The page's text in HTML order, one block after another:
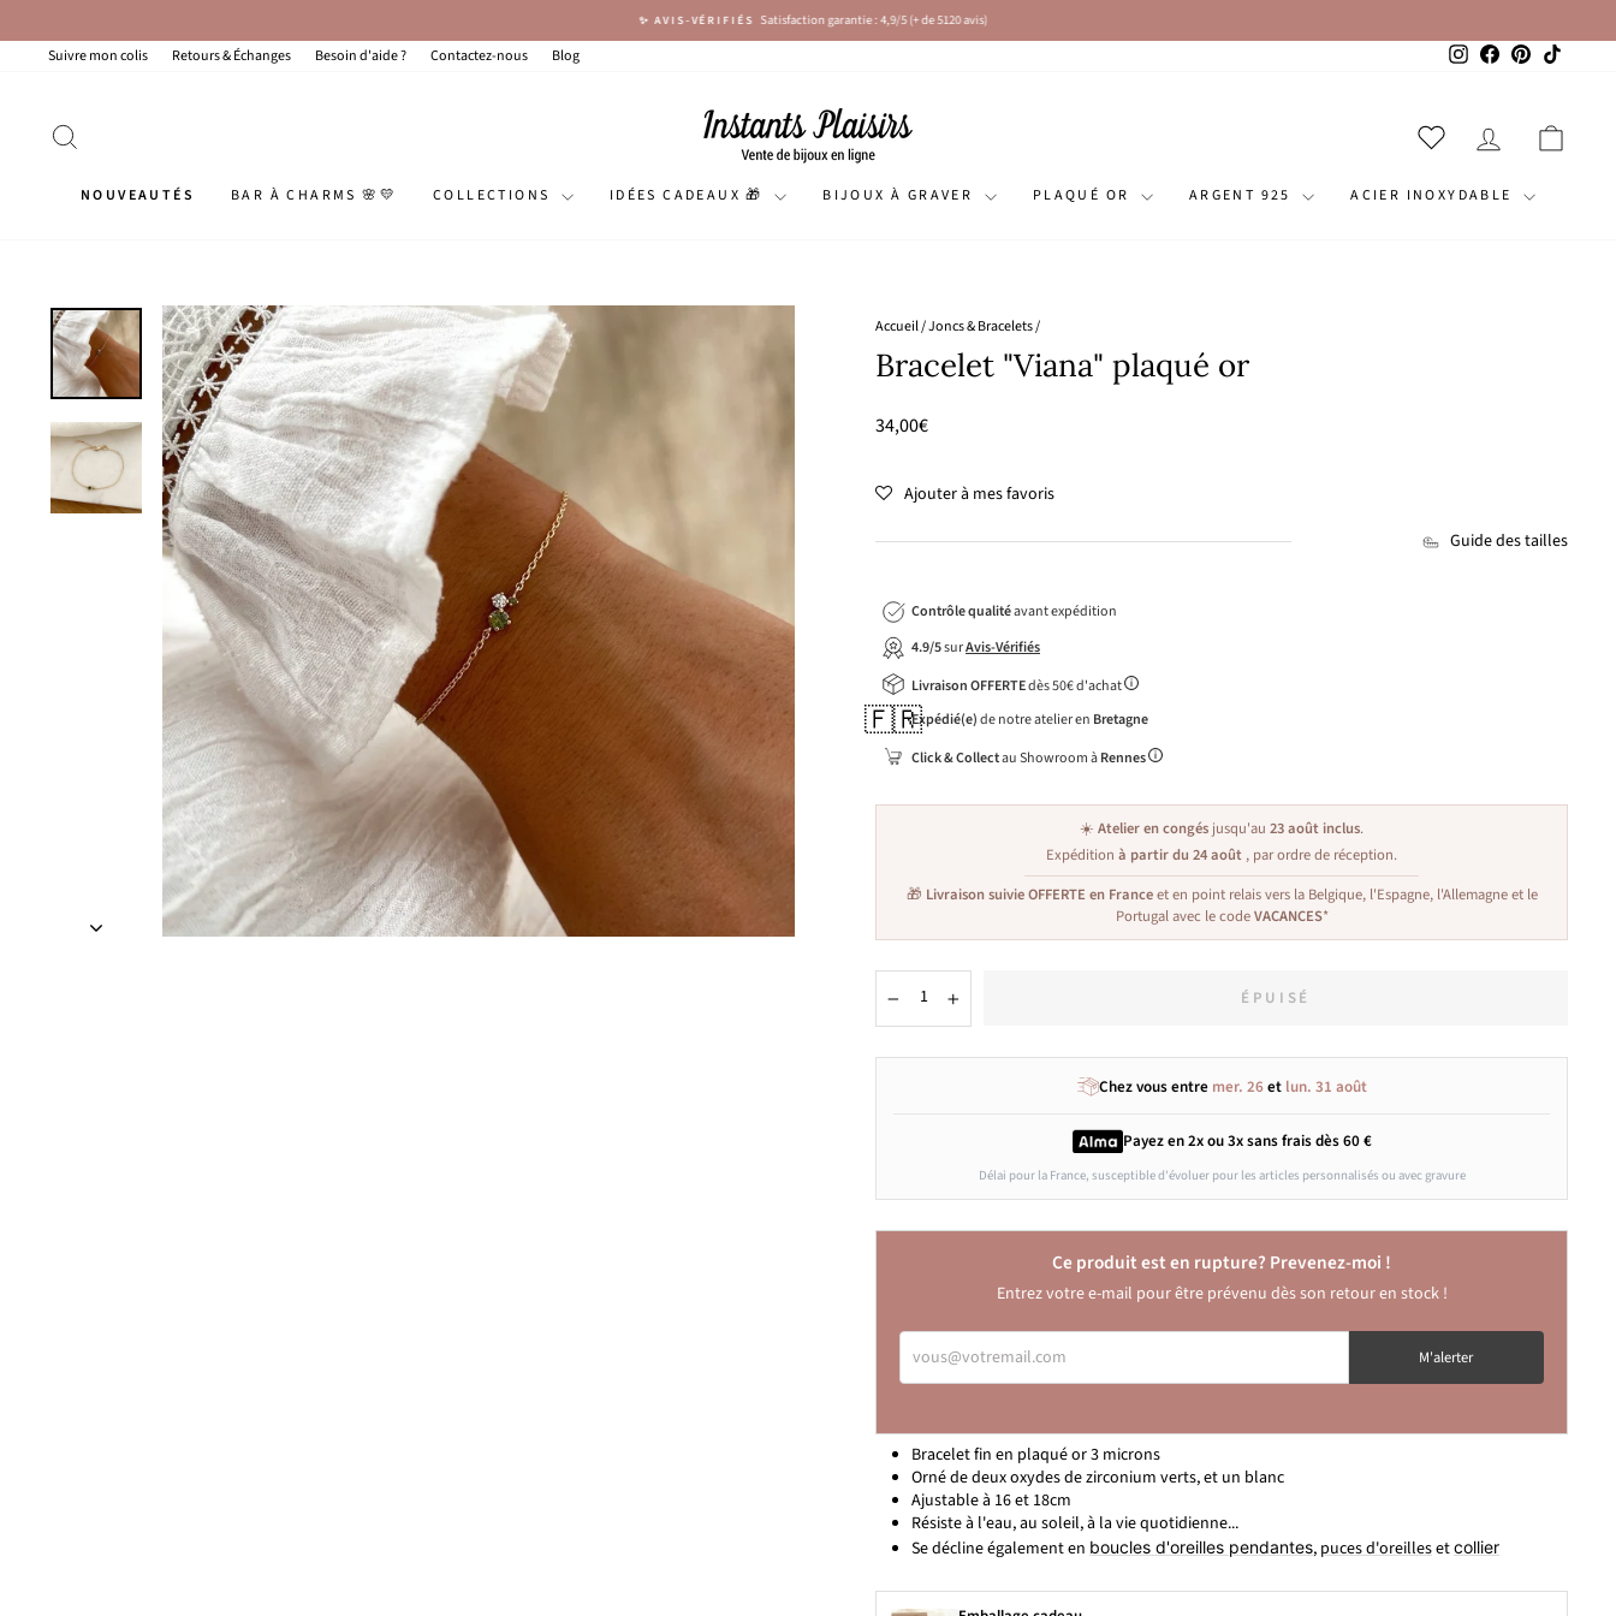
contenu
Diaporama
✨ AVIS-VÉRIFIÉS Satisfaction garantie : 4,9/5 (+ de 5120 avis)
Suivre mon colis Retours & Échanges Besoin d'aide ? Contactez-nous Blog InstagramFacebook
Pinterest
SE
NOUVEAUTÉS BAR À CHARMS 🌸💛 COLLECTIONS IDÉES CADEAUX 🎁 BIJOUX À GRAVER PLAQUÉ OR ARGENT 925 ACIER INOXYDABLE
Accueil/Joncs & Bracelets/
Bracelet "Viana" plaqué or
Prix
34,00€
Ajouter à mes favoris
Guide des tailles
Contrôle qualitéavant expédition
4.9/5surAvis-Vérifiés
Livraison OFFERTEdès 50€ d'achat
🇫🇷Expédié(e)de notre atelier en Bretagne
Click & Collectau Showroom àRennes
☀️ Atelier en congés jusqu'au 23 août inclus.
Expédition à partir du 24 août , par ordre de réception.
🎁 Livraison suivie OFFERTE en Franceet en point relais vers la Belgique, l'Espagne, l'Allemagne et le
Portugal avec le codeVACANCES*
+
ÉPUISÉ
Chez vous entre mer. 26et lun. 31 août
Payez en 2x ou 3xsans fraisdès 60 €
Délai pour la France, susceptible d'évoluer pour les articles personnalisés ou avec gravure
Ce produit est en rupture? Prevenez-moi !
Entrez votre e-mail pour être prévenu dès son retour en stock !
M'alerter
Bracelet fin en plaqué or 3 microns
Orné de deux oxydes de zirconium verts, et un blanc
Ajustable à 16 et 18cm
Résiste à l'eau, au soleil, à la vie quotidienne...
Se décline également en boucles d'oreilles pendantes, puces d'oreillesetcollier